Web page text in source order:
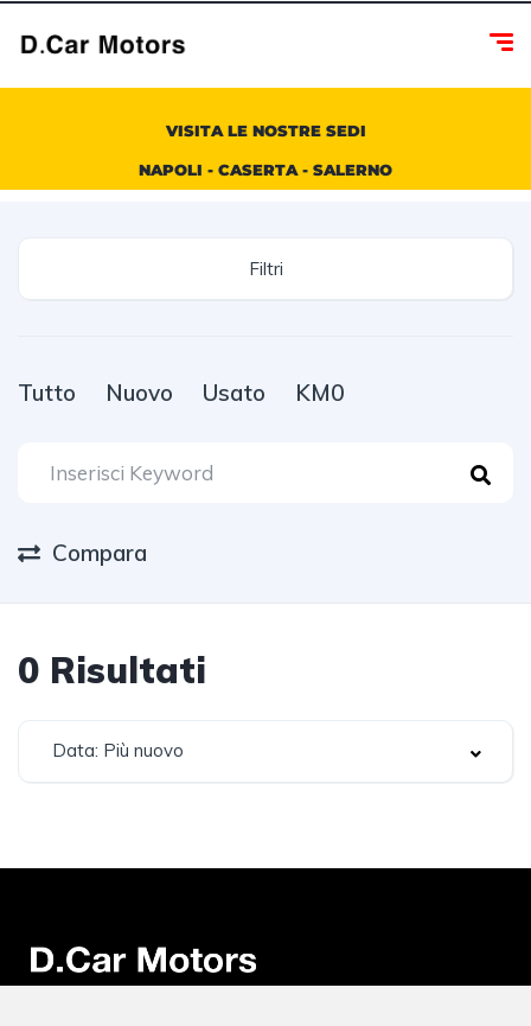
VISITA LE NOSTRE SEDI
NAPOLI - CASERTA - SALERNO
Filtri
Tutto Nuovo Usato KM0
Compara
0 Risultati
Data: Più nuovo